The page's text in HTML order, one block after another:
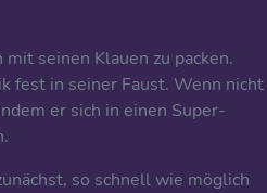
seinen Klauen zu packen.
fest in seiner Faust. Wenn nicht
er sich in einen Super-
so schnell wie möglich